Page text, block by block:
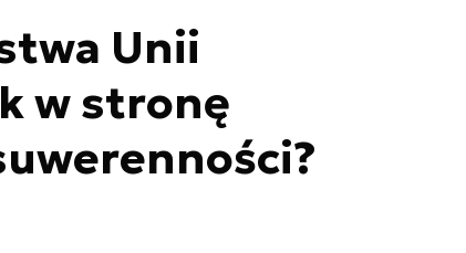
Unii
w stronę